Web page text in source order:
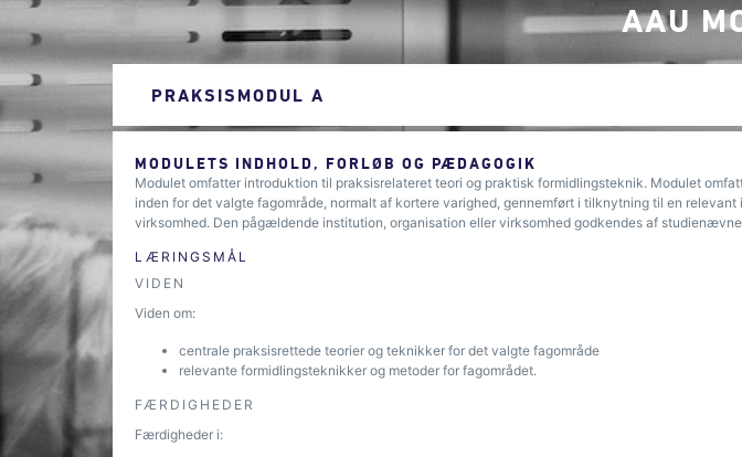
AAU
PRAKSISMODUL A
MODULETS INDHOLD, FORLØB OG PÆDAGOGIK
Modulet omfatter introduktion til praksisrelateret teori og praktisk formidlingsteknik. Modulet
inden for det valgte fagområde, normalt af kortere varighed, gennemført i tilknytning til en
virksomhed. Den pågældende institution, organisation eller virksomhed godkendes af
LÆRINGSMÅL
VIDEN
Viden om:
centrale praksisrettede teorier og teknikker for det valgte fagområde
relevante formidlingsteknikker og metoder for fagområdet.
FÆRDIGHEDER
Færdigheder i: